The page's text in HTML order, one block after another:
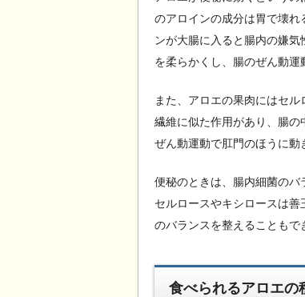
のアロインの成分は胃で壊
ンが大腸に入ると腸内の嫌
を柔らかくし、腸のぜん動運
また、アロエの果肉にはセ
繊維に似た作用があり、腸
ぜん動運動で肛門のほうに動
便秘のときは、腸内細菌の
セルロースやキシロースは
のバランスを整えることもで
食べられるアロエの